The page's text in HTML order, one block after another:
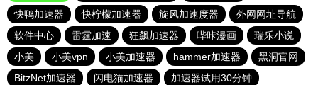
快鸭加速器
快柠檬加速器 旋风加速度器
外网网址导航
软件中心
雷霆加速 狂飙加速器 哔咔漫画
瑞乐小说
小美
小美vpn 小美加速器 hammer加速器
黑洞官网
BitzNet加速器
闪电猫加速器
加速器试用30分钟